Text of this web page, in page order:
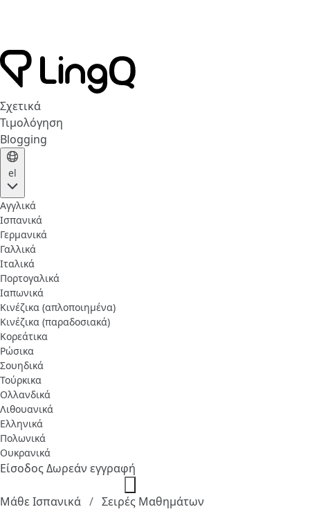
Σχετικά
Τιμολόγηση
Blogging
el
Αγγλικά
Ισπανικά
Γερμανικά
Γαλλικά
Ιταλικά
Πορτογαλικά
Ιαπωνικά
Κινέζικα (απλοποιημένα)
Κινέζικα (παραδοσιακά)
Κορεάτικα
Ρώσικα
Σουηδικά
Τούρκικα
Ολλανδικά
Λιθουανικά
Ελληνικά
Πολωνικά
Ουκρανικά
ΕίσοδοςΔωρεάν εγγραφή
Μάθε Ισπανικά Σειρές Μαθημάτων